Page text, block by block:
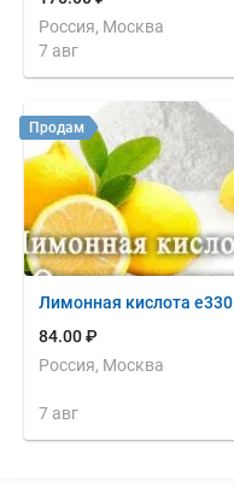
Россия, Москва
7 авг
Лимонная кислота е330
84.00 ₽
Россия, Москва
7 авг
Продам